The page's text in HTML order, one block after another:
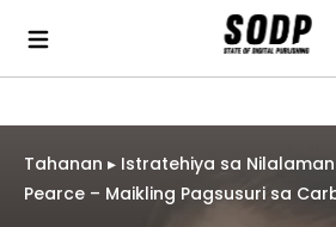
Tahanan ▸ Istratehiya sa Nilalaman
Pearce – Maikling Pagsusuri sa